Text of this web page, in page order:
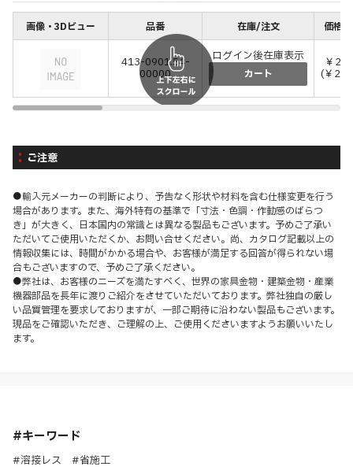
画像・3Dビュー 品番 在庫/注文 価格(
413-0901.54-
00000
ログイン後在庫表示
カート
￥
(￥
ご注意
●輸入元メーカーの判断により、予告なく形状や材料を含む仕様変更を行う
場合があります。また、海外特有の基準で「寸法・色調・作動感のばらつ
き」が大きく、日本国内の常識とは異なる製品もございます。予めご了承い
ただいてご使用いただくか、お問い合せください。尚、カタログ記載以上の
情報収集には、時間がかかる場合や、お客様が満足する回答が得られない場
合もございますので、予めご了承ください。
●弊社は、お客様のニーズを満たすべく、世界の家具金物・建築金物・産業
機器部品を長年に渡りご紹介をさせていただいております。弊社独自の厳し
い品質管理を要求しておりますが、一部ご期待に沿わない製品もございます。
現品をご確認いただき、ご理解の上、ご使用くださいますようお願いいたし
ます。
#キーワード
#溶接レス #省施工